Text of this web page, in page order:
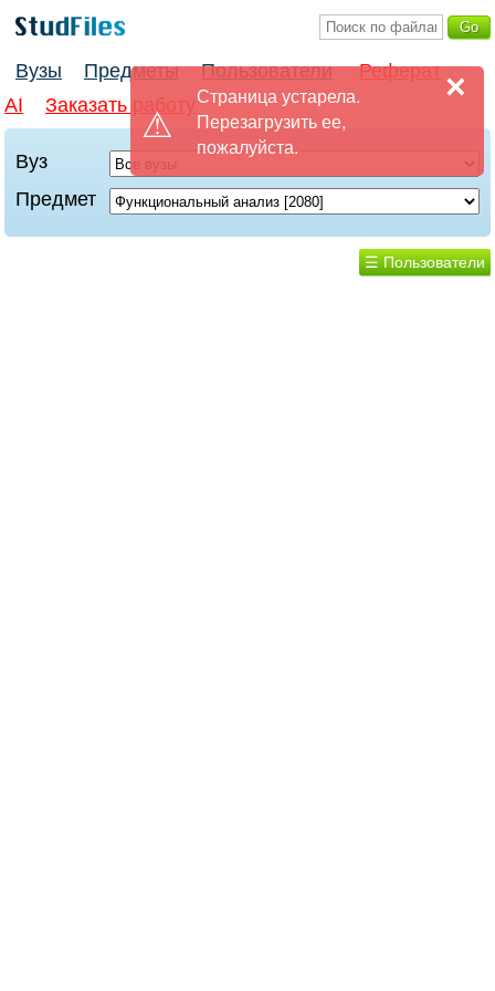
Вузы Предметы Пользователи
Реферат
AI
Заказать работу
Вуз
Предмет
☰ Пользователи
×
Страница устарела.
Перезагрузить ее,
пожалуйста.